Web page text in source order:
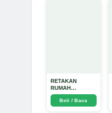
RETAKAN
RUMAH
TANGGA:
Sebuah
Perjalanan
Beli / Baca